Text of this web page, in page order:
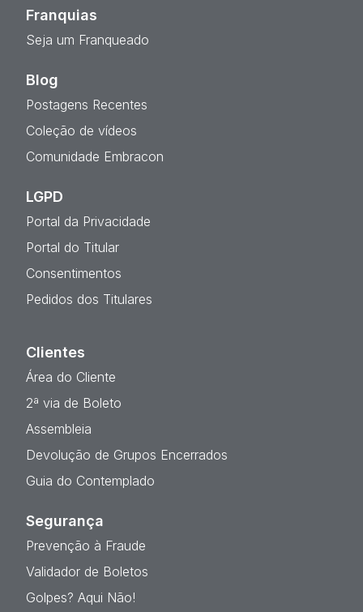
Franquias
Seja um Franqueado
Blog
Postagens Recentes
Coleção de vídeos
Comunidade Embracon
LGPD
Portal da Privacidade
Portal do Titular
Consentimentos
Pedidos dos Titulares
Clientes
Área do Cliente
2ª via de Boleto
Assembleia
Devolução de Grupos Encerrados
Guia do Contemplado
Segurança
Prevenção à Fraude
Validador de Boletos
Golpes? Aqui Não!